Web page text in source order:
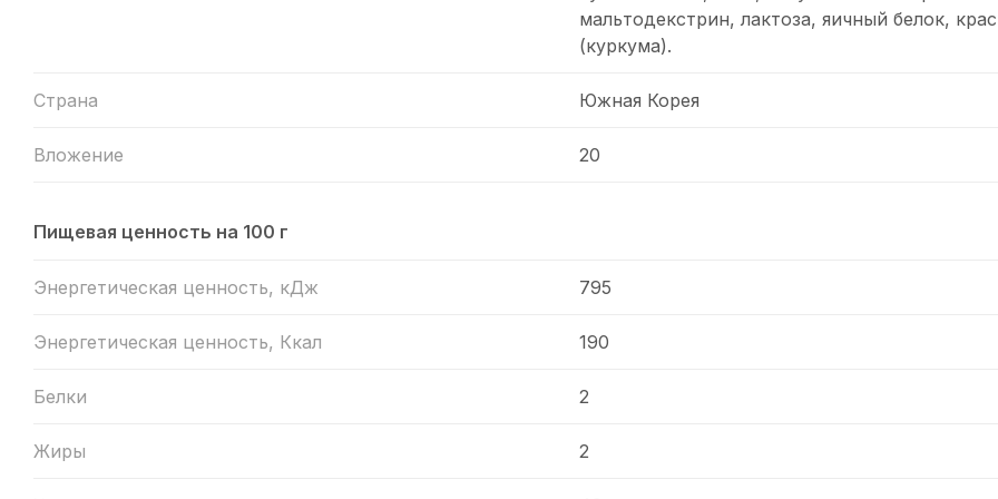
мальтодекстрин, лактоза, яичный белок,
(куркума).
Страна Южная Корея
Вложение 20
Пищевая ценность на 100 г
Энергетическая ценность, кДж 795
Энергетическая ценность, Ккал 190
Белки 2
Жиры 2